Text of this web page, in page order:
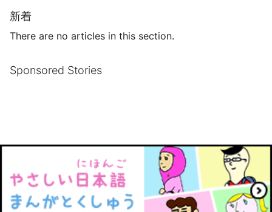
新着
There are no articles in this section.
Sponsored Stories